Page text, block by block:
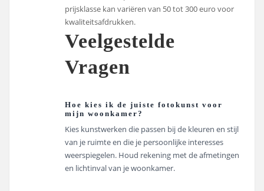
prijsklasse kan variëren van 50 tot 300 euro voor
kwaliteitsafdrukken.
Veelgestelde
Vragen
Hoe kies ik de juiste fotokunst voor
mijn woonkamer?
Kies kunstwerken die passen bij de kleuren en stijl
van je ruimte en die je persoonlijke interesses
weerspiegelen. Houd rekening met de afmetingen
en lichtinval van je woonkamer.